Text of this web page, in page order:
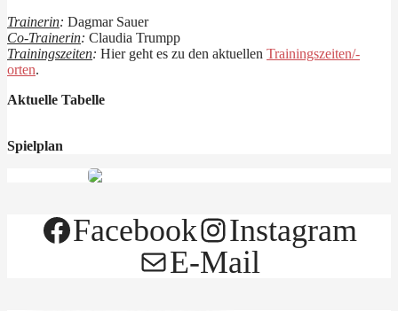
Trainerin: Dagmar Sauer
Co-Trainerin: Claudia Trumpp
Trainingszeiten: Hier geht es zu den aktuellen Trainingszeiten/-
orten.
Aktuelle Tabelle
Spielplan
Facebook
Instagram
E-Mail